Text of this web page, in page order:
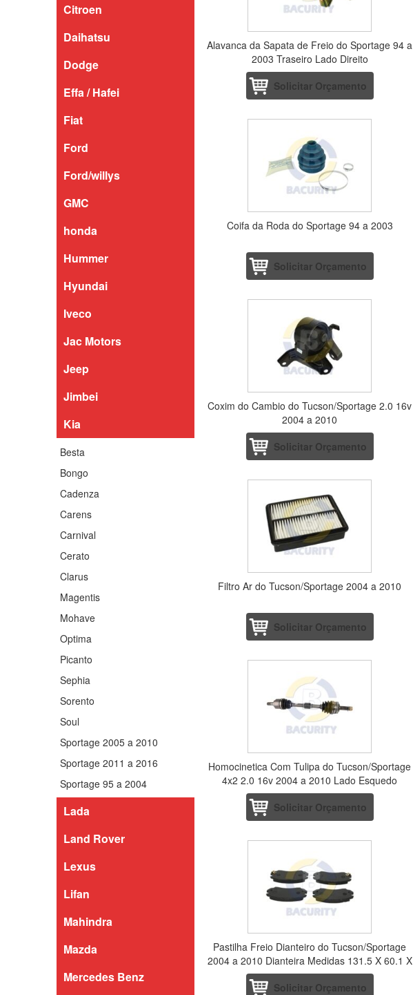
Citroen
Daihatsu
Dodge
Effa / Hafei
Fiat
Ford
Ford/willys
GMC
honda
Hummer
Hyundai
Iveco
Jac Motors
Jeep
Jimbei
Kia
Besta
Bongo
Cadenza
Carens
Carnival
Cerato
Clarus
Magentis
Mohave
Optima
Picanto
Sephia
Sorento
Soul
Sportage 2005 a 2010
Sportage 2011 a 2016
Sportage 95 a 2004
Lada
Land Rover
Lexus
Lifan
Mahindra
Mazda
Mercedes Benz
Alavanca da Sapata de Freio do Sportage 94 a
2003 Traseiro Lado Direito
Solicitar Orçamento
Coifa da Roda do Sportage 94 a 2003
Solicitar Orçamento
Coxim do Cambio do Tucson/Sportage 2.0 16v
2004 a 2010
Solicitar Orçamento
Filtro Ar do Tucson/Sportage 2004 a 2010
Solicitar Orçamento
Homocinetica Com Tulipa do Tucson/Sportage
4x2 2.0 16v 2004 a 2010 Lado Esquedo
Solicitar Orçamento
Pastilha Freio Dianteiro do Tucson/Sportage
2004 a 2010 Dianteira Medidas 131.5 X 60.1 X
17.5 Mm
Solicitar Orçamento